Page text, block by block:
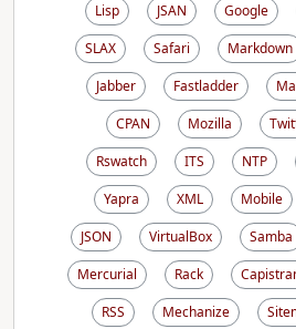
Lisp
JSAN Google
SLAX
Safari Markdown
Jabber
Fastladder
CPAN
Mozilla
Rswatch
ITS NTP
Yapra
XML Mobile
JSON
VirtualBox Samba
Mercurial
Rack
RSS
Mechanize